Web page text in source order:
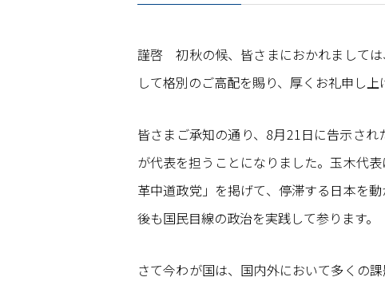
謹啓 初秋の候、皆さまにおかれましては
して格別のご高配を賜り、厚くお礼申し上
皆さまご承知の通り、8月21日に告示さ
が代表を担うことになりました。玉木代
革中道政党」を掲げて、停滞する日本を
後も国民目線の政治を実践して参ります。
さて今わが国は、国内外において多くの